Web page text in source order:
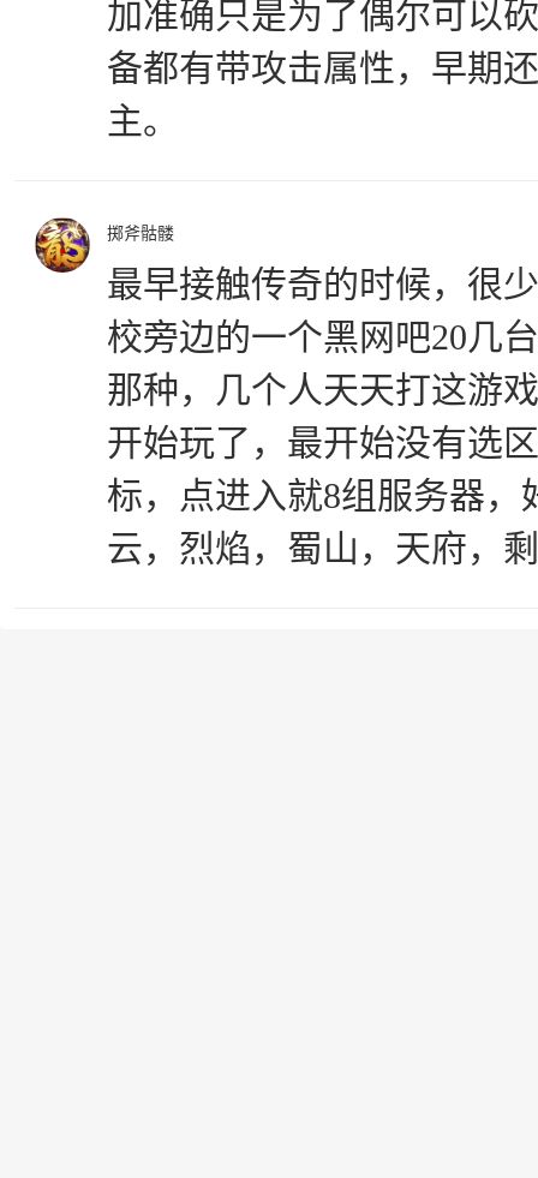
加准确只是为了偶尔可以
备都有带攻击属性，早期
主。
掷斧骷髅
最早接触传奇的时候，很
校旁边的一个黑网吧20几
那种，几个人天天打这游
开始玩了，最开始没有选
标，点进入就8组服务器
云，烈焰，蜀山，天府，